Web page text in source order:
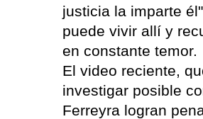
justicia la imparte
puede vivir allí y
en constante temor.
El video reciente,
investigar posible
Ferreyra logran